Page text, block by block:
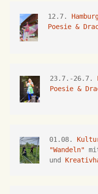
12.7.
Poesie &
23.7.-26.7.
Poesie &
01.08.
"Wandeln"
und